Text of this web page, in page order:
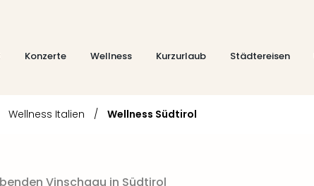
Konzerte Wellness Kurzurlaub Städtereisen
Wellness Italien / Wellness Südtirol
Vinschgau in Südtirol